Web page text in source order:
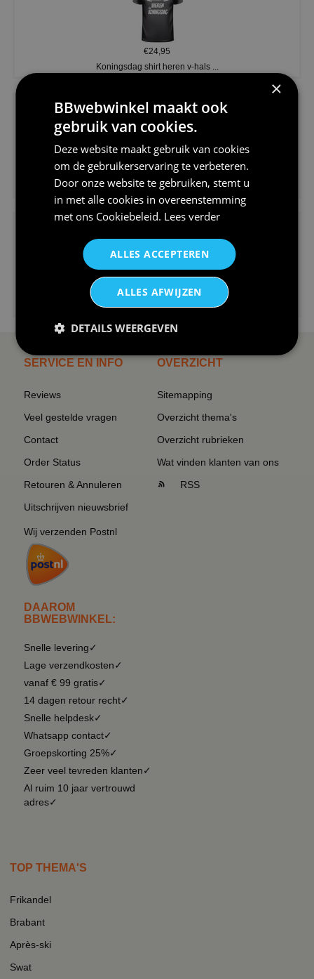
€24,95
Koningsdag shirt heren v-hals ...
€24,95
V-hals shirt rood wit blauw st...
€24,95
I love korfbal t-shirt sport s...
SERVICE EN INFO
Reviews
Veel gestelde vragen
Contact
Order Status
Retouren & Annuleren
Uitschrijven nieuwsbrief
Wij verzenden Postnl
DAAROM
BBWEBWINKEL:
Snelle levering✓
Lage verzendkosten✓
vanaf € 99 gratis✓
14 dagen retour recht✓
Snelle helpdesk✓
Whatsapp contact✓
Groepskorting 25%✓
Zeer veel tevreden klanten✓
Al ruim 10 jaar vertrouwd
adres✓
OVERZICHT
Sitemapping
Overzicht thema's
Overzicht rubrieken
Wat vinden klanten van ons
RSS
TOP THEMA'S
Frikandel
Brabant
Après-ski
Swat
×
BBwebwinkel maakt ook
gebruik van cookies.
Deze website maakt gebruik van cookies
om de gebruikerservaring te verbeteren.
Door onze website te gebruiken, stemt u
in met alle cookies in overeenstemming
met ons Cookiebeleid. Lees verder
ALLES ACCEPTEREN
ALLES AFWIJZEN
DETAILS WEERGEVEN